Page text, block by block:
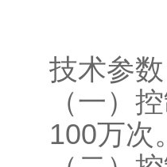
技术参数
（一）
100万次